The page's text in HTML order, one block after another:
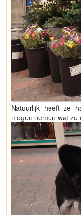
Natuurlijk heeft ze
mogen nemen wat ze